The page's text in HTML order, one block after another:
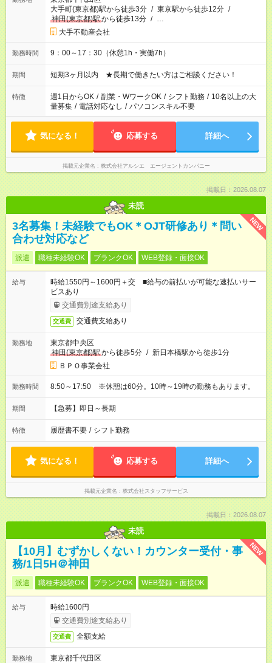
大手町(東京都)駅から徒歩3分 / 東京駅から徒歩12分 /
神田(東京都)駅から徒歩13分 / …
大手不動産会社
勤務時間 9：00～17：30（休憩1h・実働7h）
期間 短期3ヶ月以内 ★長期で働きたい方はご相談ください！
特徴 週1日からOK / 副業・WワークOK / シフト勤務 / 10名以上の大
量募集 / 電話対応なし / パソコンスキル不要
気になる！ 応募する 詳細へ
掲載元企業名 株式会社アルシエ エージェントカンパニー
掲載日：2026.08.07
未読
NEW
3名募集！未経験でもOK＊OJT研修あり＊問い
合わせ対応など
派遣 職種未経験OK ブランクOK WEB登録・面接OK
給与
時給1550円～1600円＋交 ■給与の前払いが可能な速払いサー
ビスあり
交通費別途支給あり
交通費 交通費支給あり
勤務地
東京都中央区
神田(東京都)駅から徒歩5分 / 新日本橋駅から徒歩1分
ＢＰＯ事業会社
勤務時間 8:50～17:50 ※休憩は60分。10時～19時の勤務もあります。
期間 【急募】即日～長期
特徴 履歴書不要 / シフト勤務
気になる！ 応募する 詳細へ
掲載元企業名 株式会社スタッフサービス
掲載日：2026.08.07
未読
NEW
【10月】むずかしくない！カウンター受付・事
務/1日5H＠神田
派遣 職種未経験OK ブランクOK WEB登録・面接OK
給与
時給1600円
交通費別途支給あり
交通費 全額支給
勤務地
東京都千代田区